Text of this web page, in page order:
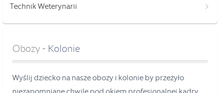
Technik Weterynarii
Obozy - Kolonie
Wyślij dziecko na nasze obozy i kolonie by przeżyło